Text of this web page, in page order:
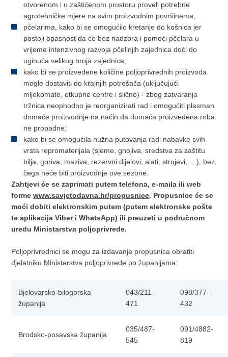
otvorenom i u zaštićenom prostoru proveli potrebne
agrotehničke mjere na svim proizvodnim površinama;
pčelarima, kako bi se omogućilo kretanje do košnica jer
postoji opasnost da će bez nadzora i pomoći pčelara u
vrijeme intenzivnog razvoja pčelinjih zajednica doći do
uginuća velikog broja zajednica;
kako bi se proizvedene količine poljoprivrednih proizvoda
mogle dostaviti do krajnjih potrošača (uključujući
mljekomate, otkupne centre i slično) - zbog zatvaranja
tržnica neophodno je reorganizirati rad i omogućiti plasman
domaće proizvodnje na način da domaća proizvedena roba
ne propadne;
kako bi se omogućila nužna putovanja radi nabavke svih
vrsta repromaterijala (sjeme, gnojiva, sredstva za zaštitu
bilja, goriva, maziva, rezervni dijelovi, alati, strojevi,… ), bez
čega neće biti proizvodnje ove sezone.
Zahtjevi će se zaprimati putem telefona, e-maila ili web
formewww.savjetodavna.hr/propusnice. Propusnice će se
moći dobiti elektronskim putem (putem elektronske pošte
te aplikacija Viber i WhatsApp) ili preuzeti u područnom
uredu Ministarstva poljoprivrede.
Poljoprivrednici se mogu za izdavanje propusnica obratiti
djelatniku Ministarstva poljoprivrede po županijama:
Bjelovarsko-bilogorska
županija
043/211-
471
098/377-
432
Brodsko-posavska županija
035/487-
545
091/4882-
819